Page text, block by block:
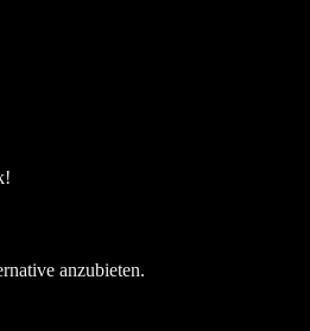
anzubieten.